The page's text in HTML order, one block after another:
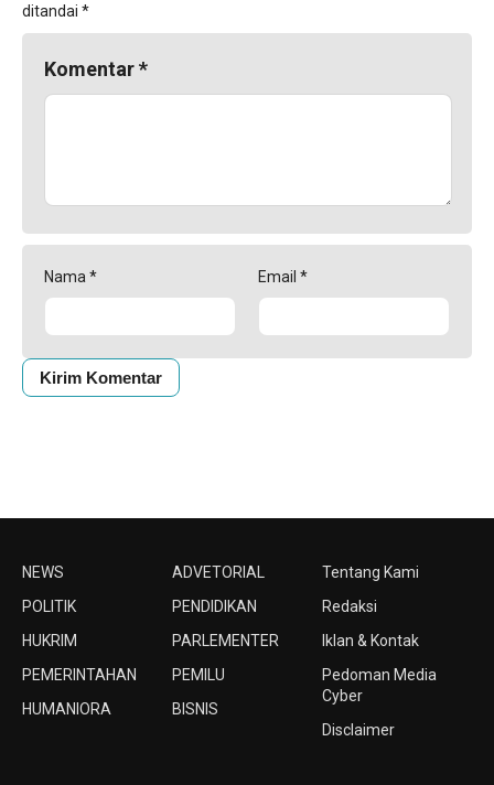
ditandai *
Komentar*
Nama * Email *
NEWS
POLITIK
HUKRIM
PEMERINTAHAN
HUMANIORA
ADVETORIAL
PENDIDIKAN
PARLEMENTER
PEMILU
BISNIS
Tentang Kami
Redaksi
Iklan & Kontak
Pedoman Media
Cyber
Disclaimer